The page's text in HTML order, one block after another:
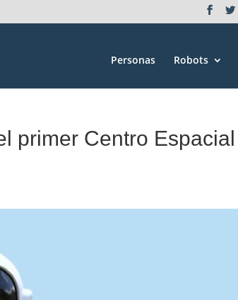
Personas Robots
primer Centro Espacial